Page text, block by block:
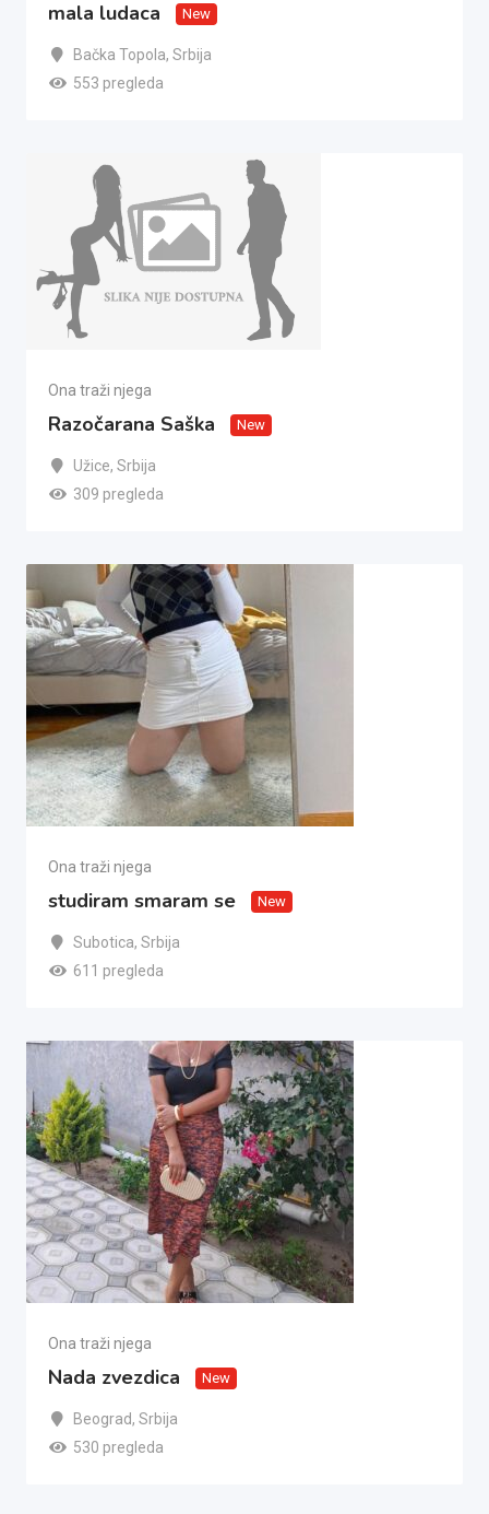
mala ludaca New
Bačka Topola, Srbija
553 pregleda
Ona traži njega
Razočarana Saška New
Užice, Srbija
309 pregleda
Ona traži njega
studiram smaram se New
Subotica, Srbija
611 pregleda
Ona traži njega
Nada zvezdica New
Beograd, Srbija
530 pregleda